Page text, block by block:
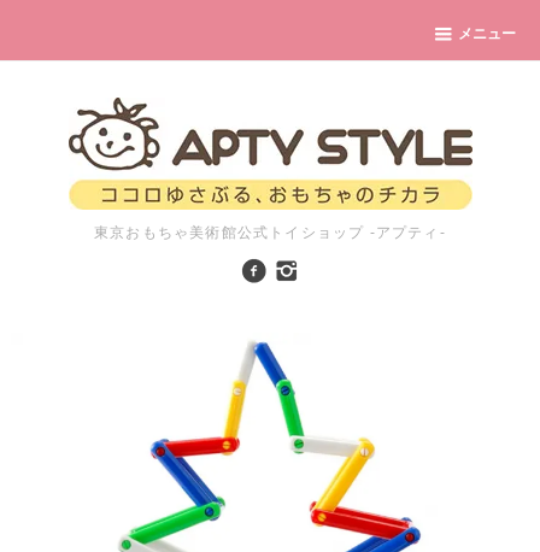
メニュー
東京おもちゃ美術館公式トイショップ -アプティ-